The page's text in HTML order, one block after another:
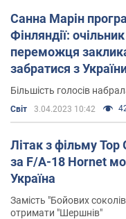
Війна в Україні
Марін неодноразово
протистоянні проти
Києві із
У січні 2023 року
заявивши, що якби
наважилася б на
Фінляндії ж після
Україну також
Санна Марін
Фінляндії: очільник
переможця
забратися з
Більшість голосів
Світ 3.04.2023 10:42
Літак з фільму
за F/A-18 Hornet
Україна
Замість "Бойових
отримати "Шершнів"